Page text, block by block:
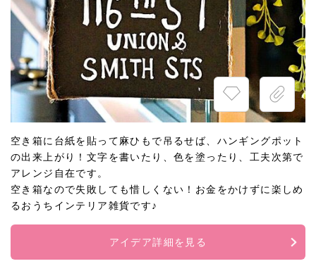
空き箱に台紙を貼って麻ひもで吊るせば、ハンギングポット
の出来上がり！文字を書いたり、色を塗ったり、工夫次第で
アレンジ自在です。
空き箱なので失敗しても惜しくない！お金をかけずに楽しめ
るおうちインテリア雑貨です♪
アイデア詳細を見る